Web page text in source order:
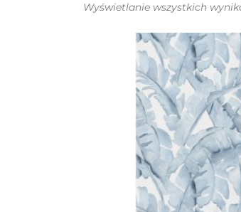
Wyświetlanie wszystkich